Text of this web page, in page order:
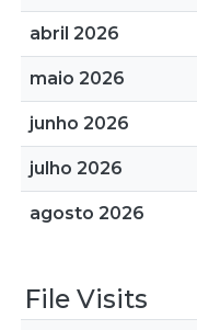
abril 2026
maio 2026
junho 2026
julho 2026
agosto 2026
File Visits